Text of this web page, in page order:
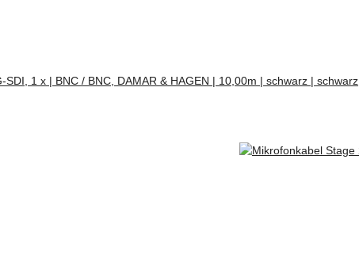
1 x | BNC / BNC, DAMAR & HAGEN | 10,00m | schwarz | schwarz